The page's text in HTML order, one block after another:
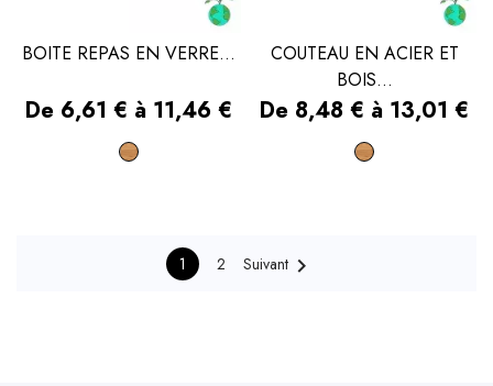
BOITE REPAS EN VERRE...
Prix
De 6,61 € à 11,46 €
Bois
COUTEAU EN ACIER ET
BOIS...
Prix
De 8,48 € à 13,01 €
Bois
1 2 Suivant 